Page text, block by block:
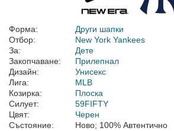
Форма:
Други шапки
Отбор:
New York Yankees
За:
Дете
Закопчаване:
Прилепнал
Дизайн:
Унисекс
Лига:
MLB
Козирка:
Плоска
Силует:
59FIFTY
Цвят:
Черен
Състояние:
Ново; 100% Автентично